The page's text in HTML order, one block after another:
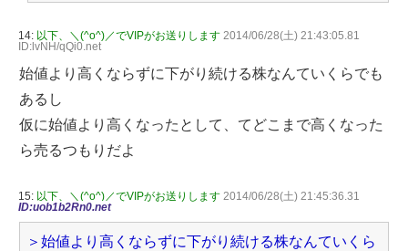
14: 以下、＼(^o^)／でVIPがお送りします 2014/06/28(土) 21:43:05.81
ID:lvNH/qQi0.net
始値より高くならずに下がり続ける株なんていくらでも
あるし
仮に始値より高くなったとして、てどこまで高くなった
ら売るつもりだよ
15: 以下、＼(^o^)／でVIPがお送りします 2014/06/28(土) 21:45:36.31
ID:uob1b2Rn0.net
＞始値より高くならずに下がり続ける株なんていくら